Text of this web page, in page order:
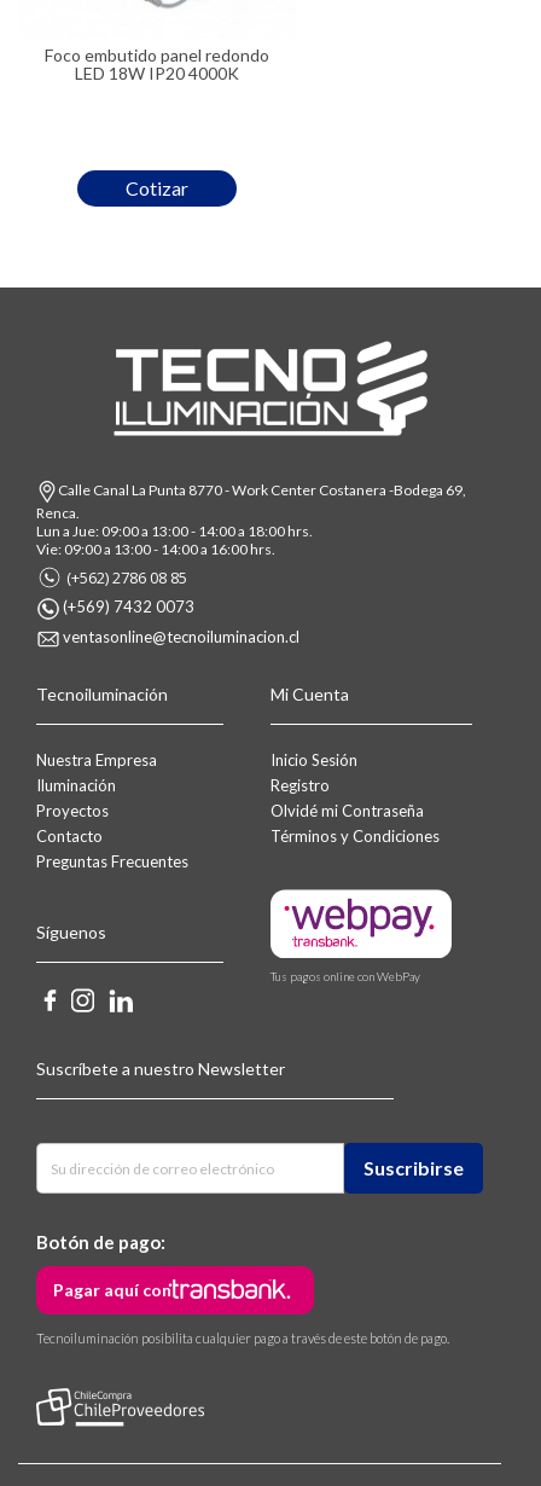
Foco embutido panel redondo
LED 18W IP20 4000K
Cotizar
Calle Canal La Punta 8770 - Work Center Costanera -Bodega 69,
Renca.
Lun a Jue: 09:00 a 13:00 - 14:00 a 18:00 hrs.
Vie: 09:00 a 13:00 - 14:00 a 16:00 hrs.
(+562) 2786 08 85
(+569) 7432 0073
ventasonline@tecnoiluminacion.cl
Tecnoiluminación
Nuestra Empresa
Iluminación
Proyectos
Contacto
Preguntas Frecuentes
Síguenos
Mi Cuenta
Inicio Sesión
Registro
Olvidé mi Contraseña
Términos y Condiciones
Tus pagos online con WebPay
Suscríbete a nuestro Newsletter
Botón de pago:
Pagar aquí con
Tecnoiluminación posibilita cualquier pago a través de este botón de pago.